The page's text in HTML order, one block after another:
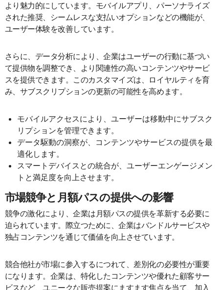
より魅力的にしています。モバイルアプリ、パーソナライズ
された推奨、シームレスな支払いオプションなどの機能が、
ユーザー体験を改善しています。
さらに、データ分析により、企業はユーザーの行動に基づい
て提供物を調整でき、より関連性の高いコンテンツやサービ
スを提供できます。このカスタマイズは、ロイヤルティを育
み、サブスクリプションの更新の可能性を高めます。
モバイルアクセスにより、ユーザーは移動中にサブスク
リプションを管理できます。
データ駆動の洞察が、コンテンツやサービスの提供を最
適化します。
スマートデバイスとの統合が、ユーザーエンゲージメン
トと満足度を向上させます。
市場競争と月額パスの提供への影響
競争の激化により、企業は月額パスの提供を革新する必要に
迫られています。際立つために、企業はバンドルサービスや
独占コンテンツを通じて価値を向上させています。
競合他社が市場に参入するにつれて、差別化の必要性が重要
になります。企業は、特化したコンテンツや優れた顧客サー
ビスなど、ユニークな販売提案にますます焦点を当て、加入